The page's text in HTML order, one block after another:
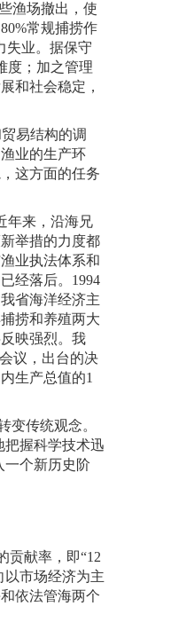
渔场撤出，使
80%常规捕捞作
失业。据保守
度；加之管理
和社会稳定，
易结构的调
业的生产环
这方面的任务
年来，沿海兄
举措的力度都
业执法体系和
经落后。 1994
省海洋经济主
捞和养殖两大
映强烈。我
议，出台的决
生产总值的1
变传统观念。
把握科学技术迅
一个新历史阶
贡献率，即“12
以市场经济为主
依法管海两个